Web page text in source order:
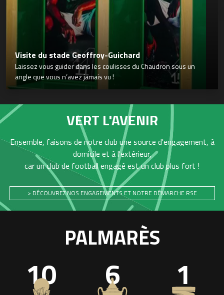
Visite du stade Geoffroy-Guichard
Laissez vous guider dans les coulisses du Chaudron sous un
angle que vous n’avez jamais vu !
VERT L'AVENIR
Ensemble, faisons de notre club une source d'engagement, à
domicile et à l'extérieur,
car un club de football engagé est un club plus fort !
> DÉCOUVREZ NOS ENGAGEMENTS ET NOTRE DÉMARCHE RSE
PALMARÈS
10 6 1